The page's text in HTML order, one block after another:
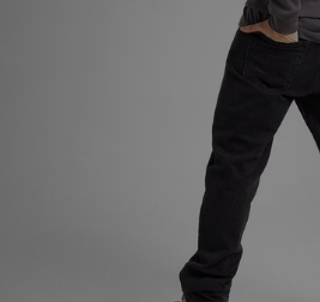
LOCALIZADOR DE LOJAS